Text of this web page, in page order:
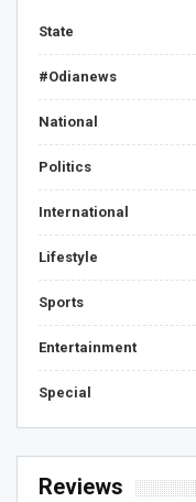
State
#Odianews
National
Politics
International
Lifestyle
Sports
Entertainment
Special
Reviews